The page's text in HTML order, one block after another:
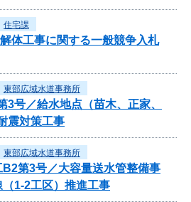
住宅課
体工事に関する一般競争入札
東部広域水道事務所
3号／給水地点（苗木、正家、
震対策工事
東部広域水道事務所
B2第3号／大容量送水管整備事
1-2工区）推進工事